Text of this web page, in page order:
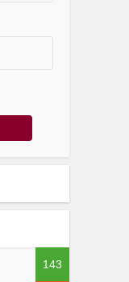
143